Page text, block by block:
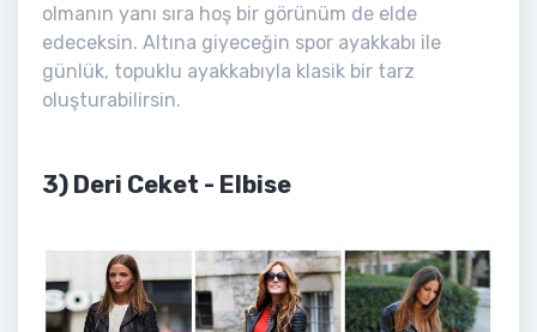
olmanın yanı sıra hoş bir görünüm de elde
edeceksin. Altına giyeceğin spor ayakkabı ile
günlük, topuklu ayakkabıyla klasik bir tarz
oluşturabilirsin.
3) Deri Ceket - Elbise